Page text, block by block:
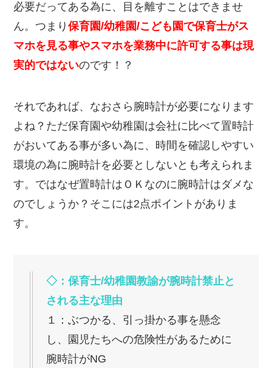
必要だってある為に、目を離すことはできませ
ん。つまり保育園/幼稚園/こども園で保育士がス
マホを見る事やスマホを業務中に許可する事は現
実的ではないのです！？
それであれば、なおさら腕時計が必要になります
よね？ただ保育園や幼稚園は会社に比べて置時計
がおいてある事が多い為に、時間を確認しやすい
環境の為に腕時計を必要としないとも考えられま
す。ではなぜ置時計はＯＫなのに腕時計はダメな
のでしょうか？そこには2点ポイントがありま
す。
◇：保育士/幼稚園教諭が腕時計禁止と
される主な理由
１：ぶつかる、引っ掛かる事を懸念
し、園児たちへの危険性があるために
腕時計がNG